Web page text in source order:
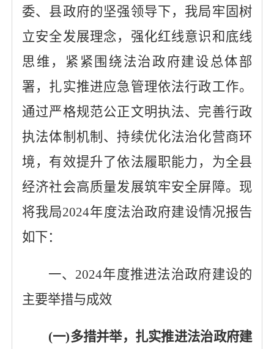
委、县政府的坚强领导下，我局牢固树
立安全发展理念，强化红线意识和底线
思维，紧紧围绕法治政府建设总体部
署，扎实推进应急管理依法行政工作。
通过严格规范公正文明执法、完善行政
执法体制机制、持续优化法治化营商环
境，有效提升了依法履职能力，为全县
经济社会高质量发展筑牢安全屏障。现
将我局2024年度法治政府建设情况报告
如下：
一、2024年度推进法治政府建设的
主要举措与成效
(一)多措并举，扎实推进法治政府建